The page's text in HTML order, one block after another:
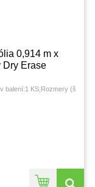
0,914 m x
Dry Erase
balení:1 KS;Rozmery (š